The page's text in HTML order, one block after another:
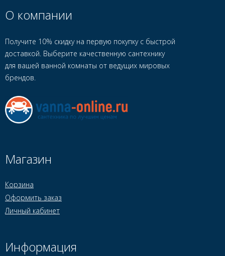
О компании
Получите 10% скидку на первую покупку с быстрой
доставкой. Выберите качественную сантехнику
для вашей ванной комнаты от ведущих мировых
брендов.
Магазин
Корзина
Оформить заказ
Личный кабинет
Информация